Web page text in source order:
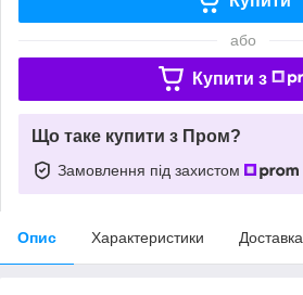
або
Купити з
Що таке купити з Пром?
Замовлення під захистом
Опис Характеристики Доставка